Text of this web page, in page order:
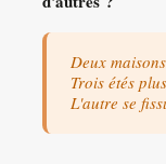
Deux
Trois étés
L'autre se